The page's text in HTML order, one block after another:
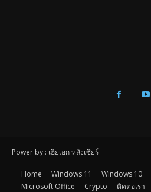
Power by : เฮียเอก หลังเซียร์
Home Windows 11 Windows 10
Microsoft Office
Crypto ติดต่อเรา